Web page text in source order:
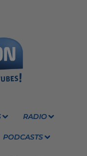
RADIO
PODCASTS